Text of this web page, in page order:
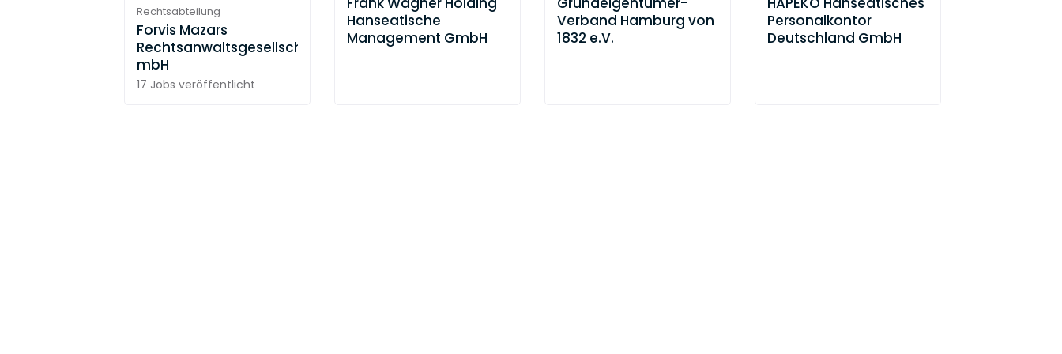
Rechtsabteilung
Forvis Mazars
Rechtsanwaltsgesellschaft
mbH
17 Jobs veröffentlicht
Hanseatische
Management GmbH
Verband Hamburg von
1832 e.V.
Personalkontor
Deutschland GmbH